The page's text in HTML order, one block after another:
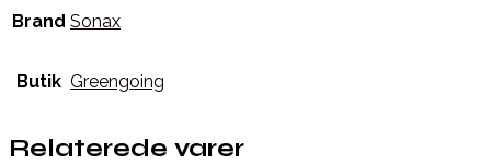
Brand Sonax
Butik Greengoing
Relaterede varer